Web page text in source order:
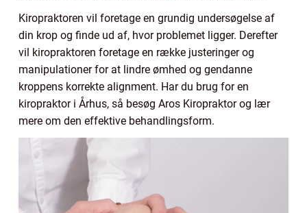
Kiropraktoren vil foretage en grundig undersøgelse af
din krop og finde ud af, hvor problemet ligger. Derefter
vil kiropraktoren foretage en række justeringer og
manipulationer for at lindre ømhed og gendanne
kroppens korrekte alignment. Har du brug for en
kiropraktor i Århus, så besøg Aros Kiropraktor og lær
mere om den effektive behandlingsform.